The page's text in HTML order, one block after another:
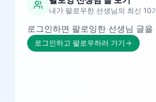
내가 팔로우한 선생님의 최신 10
로그인하면 팔로잉한 선생님 글
로그인하고 팔로우하러 가기